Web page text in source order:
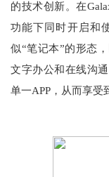
的技术创新。在
功能下同时开启和
似“笔记本”的形态
文字办公和在线沟
单一APP，从而享受